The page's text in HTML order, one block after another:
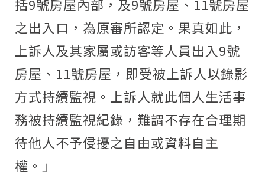
括9號房屋內部，及9號房屋、 11號房屋
之出入口，為原審所認定。果真如此，
上訴人及其家屬或訪客等人員出入9號
房屋、 11號房屋，即受被上訴人以錄影
方式持續監視。上訴人就此個人生活事
務被持續監視紀錄，難謂不存在合理期
待他人不予侵擾之自由或資料自主
權。」